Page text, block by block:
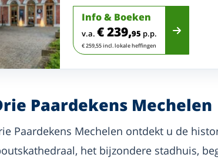
Info & Boeken
v.a. € 239,95 p.p.
€ 259,55 incl. lokale heffingen
Paardekens Mechelen
Paardekens Mechelen ontdekt u de
het bijzondere stadhuis,